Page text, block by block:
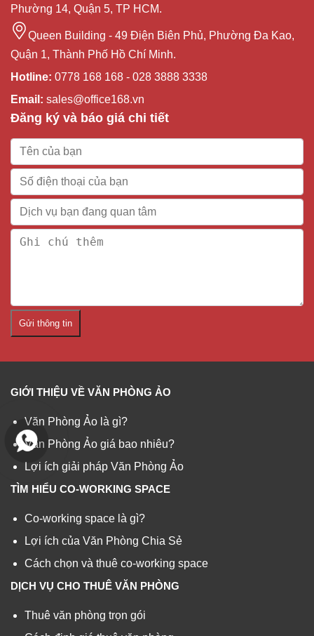
Phường 14, Quận 5, TP HCM.
Queen Building - 49 Điện Biên Phủ, Phường Đa Kao,
Quận 1, Thành Phố Hồ Chí Minh.
Hotline: 0778 168 168 - 028 3888 3338
Email: sales@office168.vn
Đăng ký và báo giá chi tiết
Gửi thông tin
GIỚI THIỆU VỀ VĂN PHÒNG ẢO
Văn Phòng Ảo là gì?
Văn Phòng Ảo giá bao nhiêu?
Lợi ích giải pháp Văn Phòng Ảo
TÌM HIỂU CO-WORKING SPACE
Co-working space là gì?
Lợi ích của Văn Phòng Chia Sẻ
Cách chọn và thuê co-working space
DỊCH VỤ CHO THUÊ VĂN PHÒNG
Thuê văn phòng trọn gói